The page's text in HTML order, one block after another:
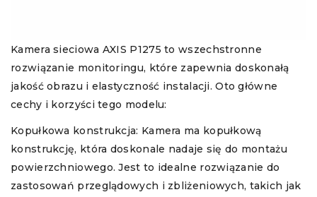
Kamera sieciowa AXIS P1275 to wszechstronne
rozwiązanie monitoringu, które zapewnia doskonałą
jakość obrazu i elastyczność instalacji. Oto główne
cechy i korzyści tego modelu:
Kopułkowa konstrukcja: Kamera ma kopułkową
konstrukcję, która doskonale nadaje się do montażu
powierzchniowego. Jest to idealne rozwiązanie do
zastosowań przeglądowych i zbliżeniowych, takich jak